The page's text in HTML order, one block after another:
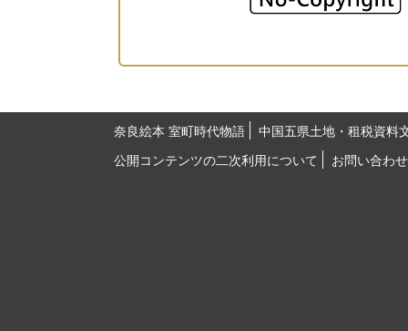
奈良絵本 室町時代物語
中国五県土地・租税資料
公開コンテンツの二次利用について
お問い合わせ